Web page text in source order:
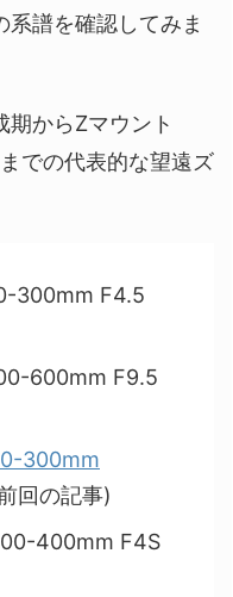
譜を確認してみま
からZマウント
での代表的な望遠ズ
300mm F4.5
600mm F9.5
300mm
回の記事)
400mm F4S